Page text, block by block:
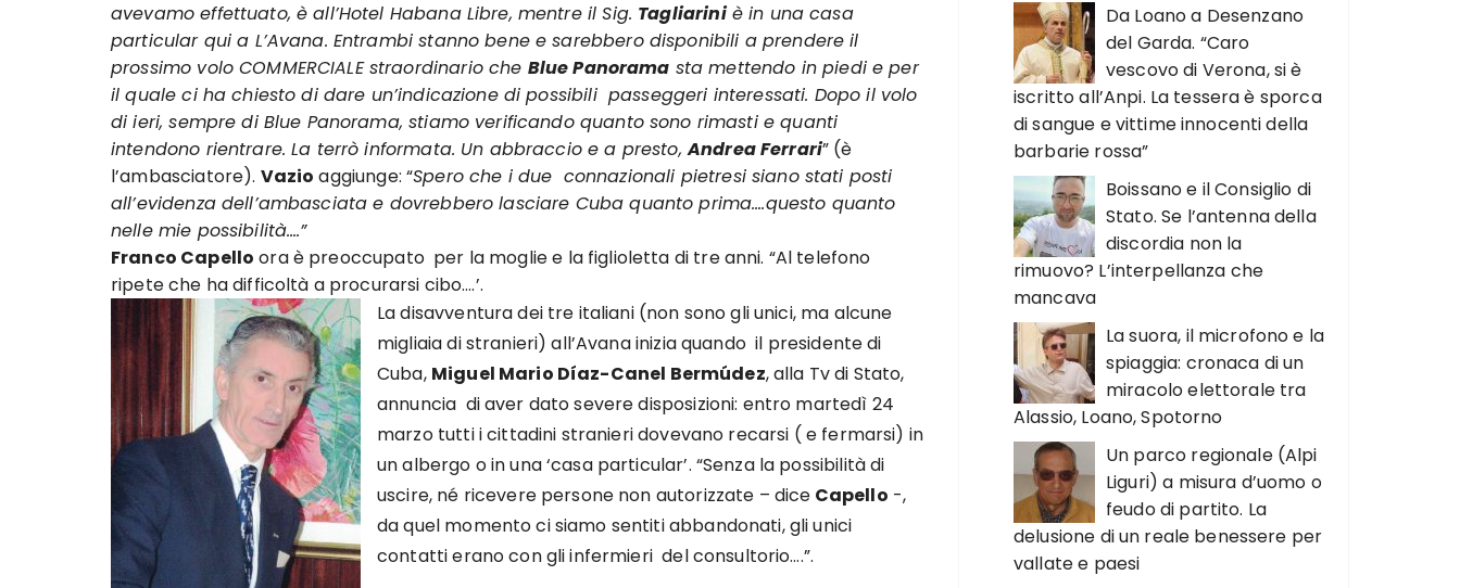
avevamo effettuato, è all’Hotel Habana Libre, mentre il Sig. Tagliariniè in una casa
particular qui a L’Avana. Entrambi stanno bene e sarebbero disponibili a prendere il
prossimo volo COMMERCIALE straordinario che Blue Panorama sta mettendo in piedi e per
il quale ci ha chiesto di dare un’indicazione di possibili passeggeri interessati. Dopo il volo
di ieri, sempre di Blue Panorama, stiamo verificando quanto sono rimasti e quanti
intendono rientrare. La terrò informata. Un abbraccio e a presto,Andrea Ferrari” (è
l’ambasciatore). Vazio aggiunge: “Spero che i due connazionali pietresi siano stati posti
all’evidenza dell’ambasciata e dovrebbero lasciare Cuba quanto prima….questo quanto
nelle mie possibilità….”
Franco Capello ora è preoccupato per la moglie e la figlioletta di tre anni. “Al telefono
ripete che ha difficoltà a procurarsi cibo….’.
La disavventura dei tre italiani (non sono gli unici, ma alcune
migliaia di stranieri) all’Avana inizia quando il presidente di
Cuba, Miguel Mario Díaz-Canel Bermúdez, alla Tv di Stato,
annuncia di aver dato severe disposizioni: entro martedì 24
marzo tutti i cittadini stranieri dovevano recarsi ( e fermarsi) in
un albergo o in una ‘casa particular’. “Senza la possibilità di
uscire, né ricevere persone non autorizzate – dice Capello -,
da quel momento ci siamo sentiti abbandonati, gli unici
contatti erano con gli infermieri del consultorio….”.
Da Loano a Desenzano
del Garda. “Caro
vescovo di Verona, si è
iscritto all’Anpi. La tessera è sporca
di sangue e vittime innocenti della
barbarie rossa”
Boissano e il Consiglio di
Stato. Se l’antenna della
discordia non la
rimuovo? L’interpellanza che
mancava
La suora, il microfono e la
spiaggia: cronaca di un
miracolo elettorale tra
Alassio, Loano, Spotorno
Un parco regionale (Alpi
Liguri) a misura d’uomo o
feudo di partito. La
delusione di un reale benessere per
vallate e paesi